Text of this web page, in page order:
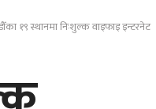
१९ स्थानमा निःशुल्क वाइफाइ इन्टरनेट